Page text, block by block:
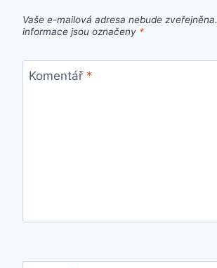
Vaše e-mailová adresa nebude zveřejněna.
informace jsou označeny *
Komentář *